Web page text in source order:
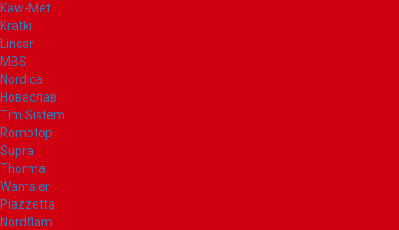
Kaw-Met
Kratki
Lincar
MBS
Nordica
Новаслав
Tim Sistem
Romotop
Supra
Thorma
Wamsler
Piazzetta
Nordflam